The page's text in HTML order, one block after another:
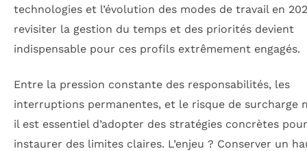
technologies et l’évolution des modes de travail en
revisiter la gestion du temps et des priorités devient
indispensable pour ces profils extrêmement engagés.
Entre la pression constante des responsabilités, les
interruptions permanentes, et le risque de surcharge
il est essentiel d’adopter des stratégies concrètes pour
instaurer des limites claires. L’enjeu ? Conserver un